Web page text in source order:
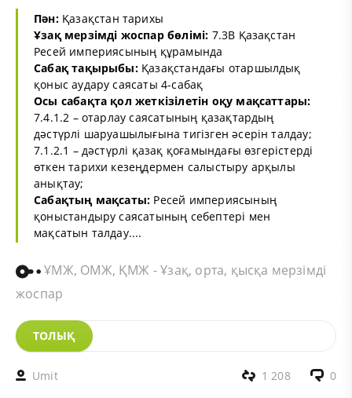
Пән: Қазақстан тарихы
Ұзақ мерзімді жоспар бөлімі: 7.3В Қазақстан
Ресей империясының құрамында
Сабақ тақырыбы:Қазақстандағы отаршылдық
қоныс аудару саясаты 4-сабақ
Осы сабақта қол жеткізілетін оқу мақсаттары:
7.4.1.2 – отарлау саясатының қазақтардың
дәстүрлі шаруашылығына тигізген әсерін талдау;
7.1.2.1 – дәстүрлі қазақ қоғамындағы өзгерістерді
өткен тарихи кезеңдермен салыстыру арқылы
анықтау;
Сабақтың мақсаты: Ресей империясының
қоныстандыру саясатының себептері мен
мақсатын талдау....
ҰМЖ, ОМЖ, ҚМЖ - Ұзақ, орта, қысқа мерзімді
жоспар
ТОЛЫҚ
Umit 0
1 208